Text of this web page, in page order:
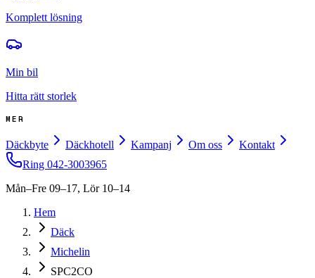
Komplett lösning
Min bil
Hitta rätt storlek
MER
Däckbyte Däckhotell Kampanj Om oss
Kontakt
Ring 042-3003965
Mån–Fre 09–17, Lör 10–14
Hem
Däck
Michelin
SPC2CO